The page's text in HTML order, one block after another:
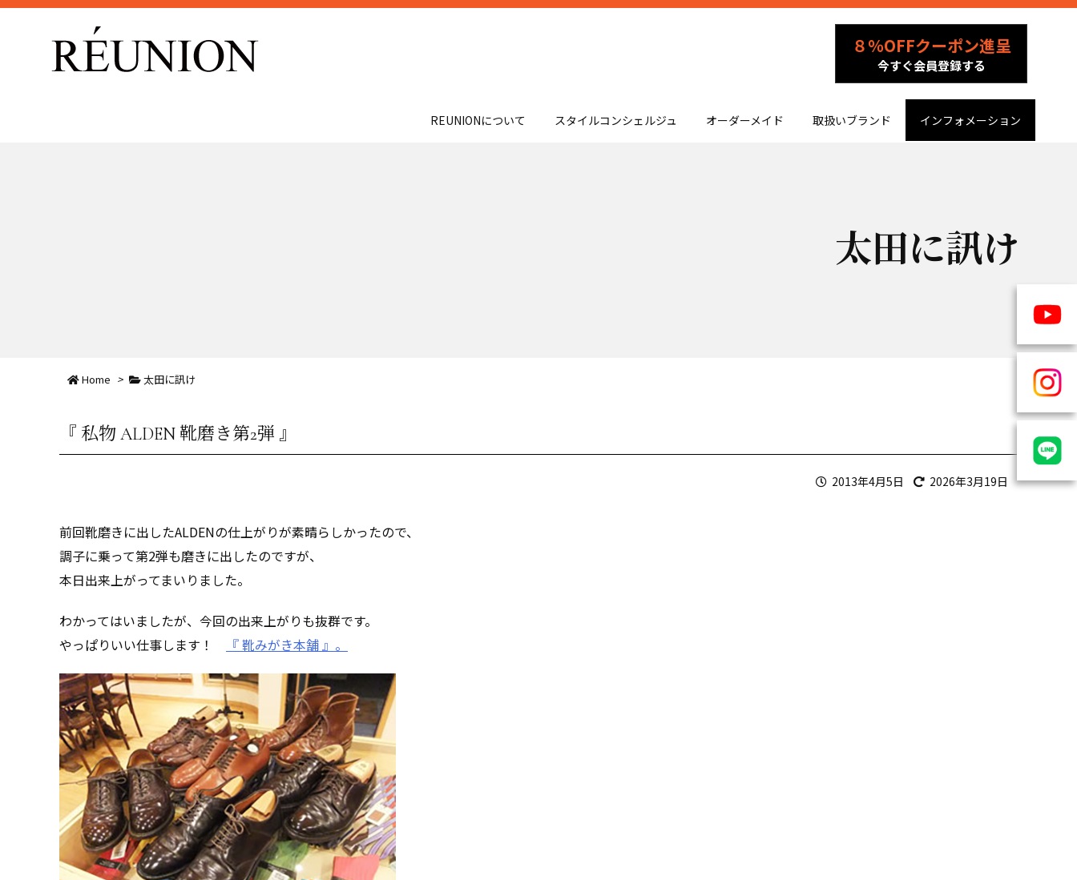
８％OFFクーポン進呈
今すぐ会員登録する
REUNIONについて スタイルコンシェルジュ オーダーメイド 取扱いブランド インフォメーション
太田に訊け
Home > 太田に訊け
『 私物 ALDEN 靴磨き第2弾 』
2013年4月5日 2026年3月19日
前回靴磨きに出したALDENの仕上がりが素晴らしかったので、
調子に乗って第2弾も磨きに出したのですが、
本日出来上がってまいりました。
わかってはいましたが、今回の出来上がりも抜群です。
やっぱりいい仕事します！
『 靴みがき本舗 』。